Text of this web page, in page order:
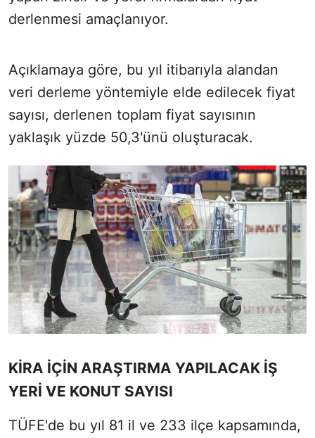
derlenmesi amaçlanıyor.
Açıklamaya göre, bu yıl itibarıyla alandan
veri derleme yöntemiyle elde edilecek fiyat
sayısı, derlenen toplam fiyat sayısının
yaklaşık yüzde 50,3'ünü oluşturacak.
KİRA İÇİN ARAŞTIRMA YAPILACAK İŞ
YERİ VE KONUT SAYISI
TÜFE'de bu yıl 81 il ve 233 ilçe kapsamında,